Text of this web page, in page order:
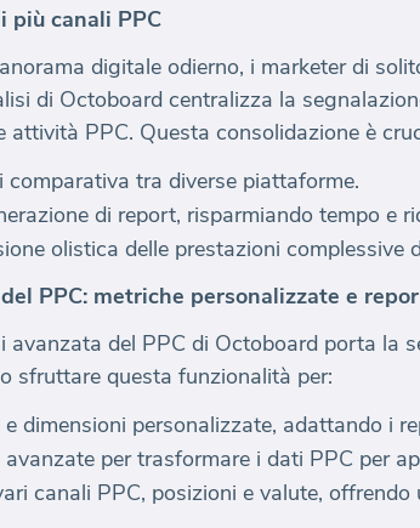
più canali PPC
digitale odierno, i marketer di
di Octoboard centralizza la
PPC. Questa consolidazione è
comparativa tra diverse piattaforme.
di report, risparmiando tempo e
olistica delle prestazioni
PPC: metriche personalizzate e
avanzata del PPC di Octoboard porta la
sfruttare questa funzionalità per:
e dimensioni personalizzate, adattando i
per trasformare i dati PPC per
canali PPC, posizioni e valute,